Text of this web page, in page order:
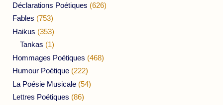
Déclarations Poétiques (626)
Fables (753)
Haikus (353)
Tankas (1)
Hommages Poétiques (468)
Humour Poétique (222)
La Poésie Musicale (54)
Lettres Poétiques (86)